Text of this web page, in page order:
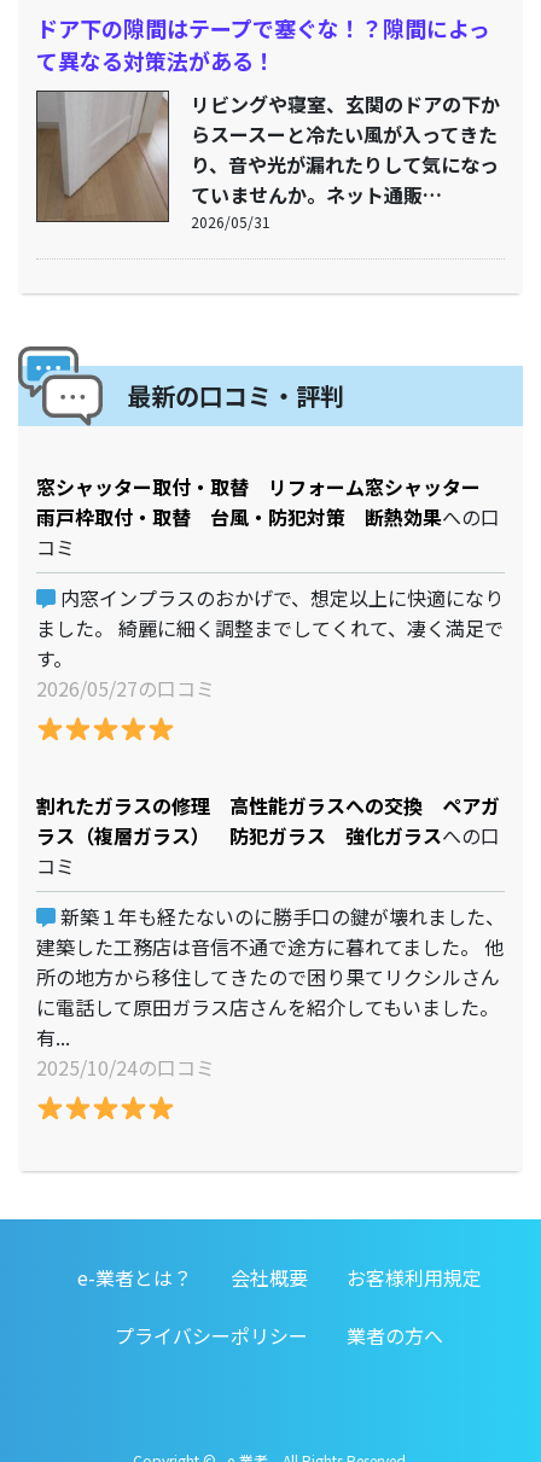
ドア下の隙間はテープで塞ぐな！？隙間によっ
て異なる対策法がある！
リビングや寝室、玄関のドアの下か
らスースーと冷たい風が入ってきた
り、音や光が漏れたりして気になっ
ていませんか。ネット通販…
2026/05/31
最新の口コミ・評判
窓シャッター取付・取替 リフォーム窓シャッター
雨戸枠取付・取替 台風・防犯対策 断熱効果への口
コミ
内窓インプラスのおかげで、想定以上に快適になり
ました。 綺麗に細く調整までしてくれて、凄く満足で
す。
2026/05/27の口コミ
割れたガラスの修理 高性能ガラスへの交換 ペアガ
ラス（複層ガラス） 防犯ガラス 強化ガラスへの口
コミ
新築１年も経たないのに勝手口の鍵が壊れました、
建築した工務店は音信不通で途方に暮れてました。 他
所の地方から移住してきたので困り果てリクシルさん
に電話して原田ガラス店さんを紹介してもいました。
有...
2025/10/24の口コミ
e-業者とは？ 会社概要
お客様利用規定
プライバシーポリシー
業者の方へ